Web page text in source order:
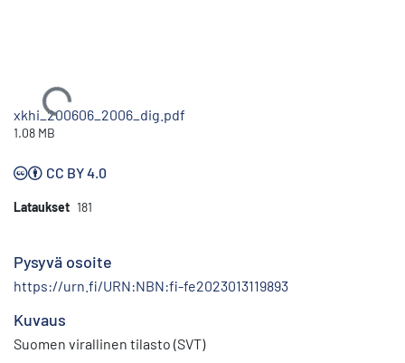
Ladataan...
xkhi_200606_2006_dig.pdf
1.08 MB
CC BY 4.0
Lataukset 181
Pysyvä osoite
https://urn.fi/URN:NBN:fi-fe2023013119893
Kuvaus
Suomen virallinen tilasto (SVT)